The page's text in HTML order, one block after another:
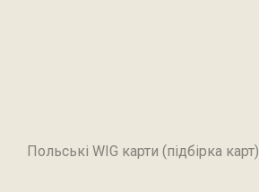
Польські WIG карти (підбірка карт)